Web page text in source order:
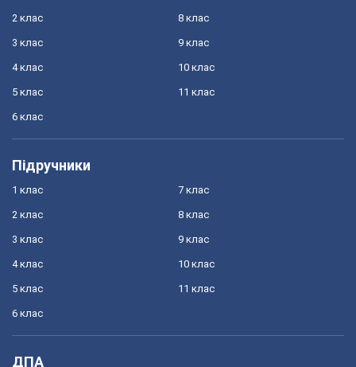
2 клас
3 клас
4 клас
5 клас
6 клас
8 клас
9 клас
10 клас
11 клас
Підручники
1 клас
2 клас
3 клас
4 клас
5 клас
6 клас
7 клас
8 клас
9 клас
10 клас
11 клас
ДПА